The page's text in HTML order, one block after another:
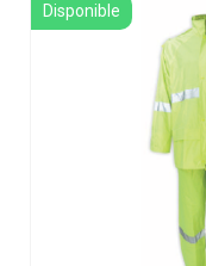
Disponible